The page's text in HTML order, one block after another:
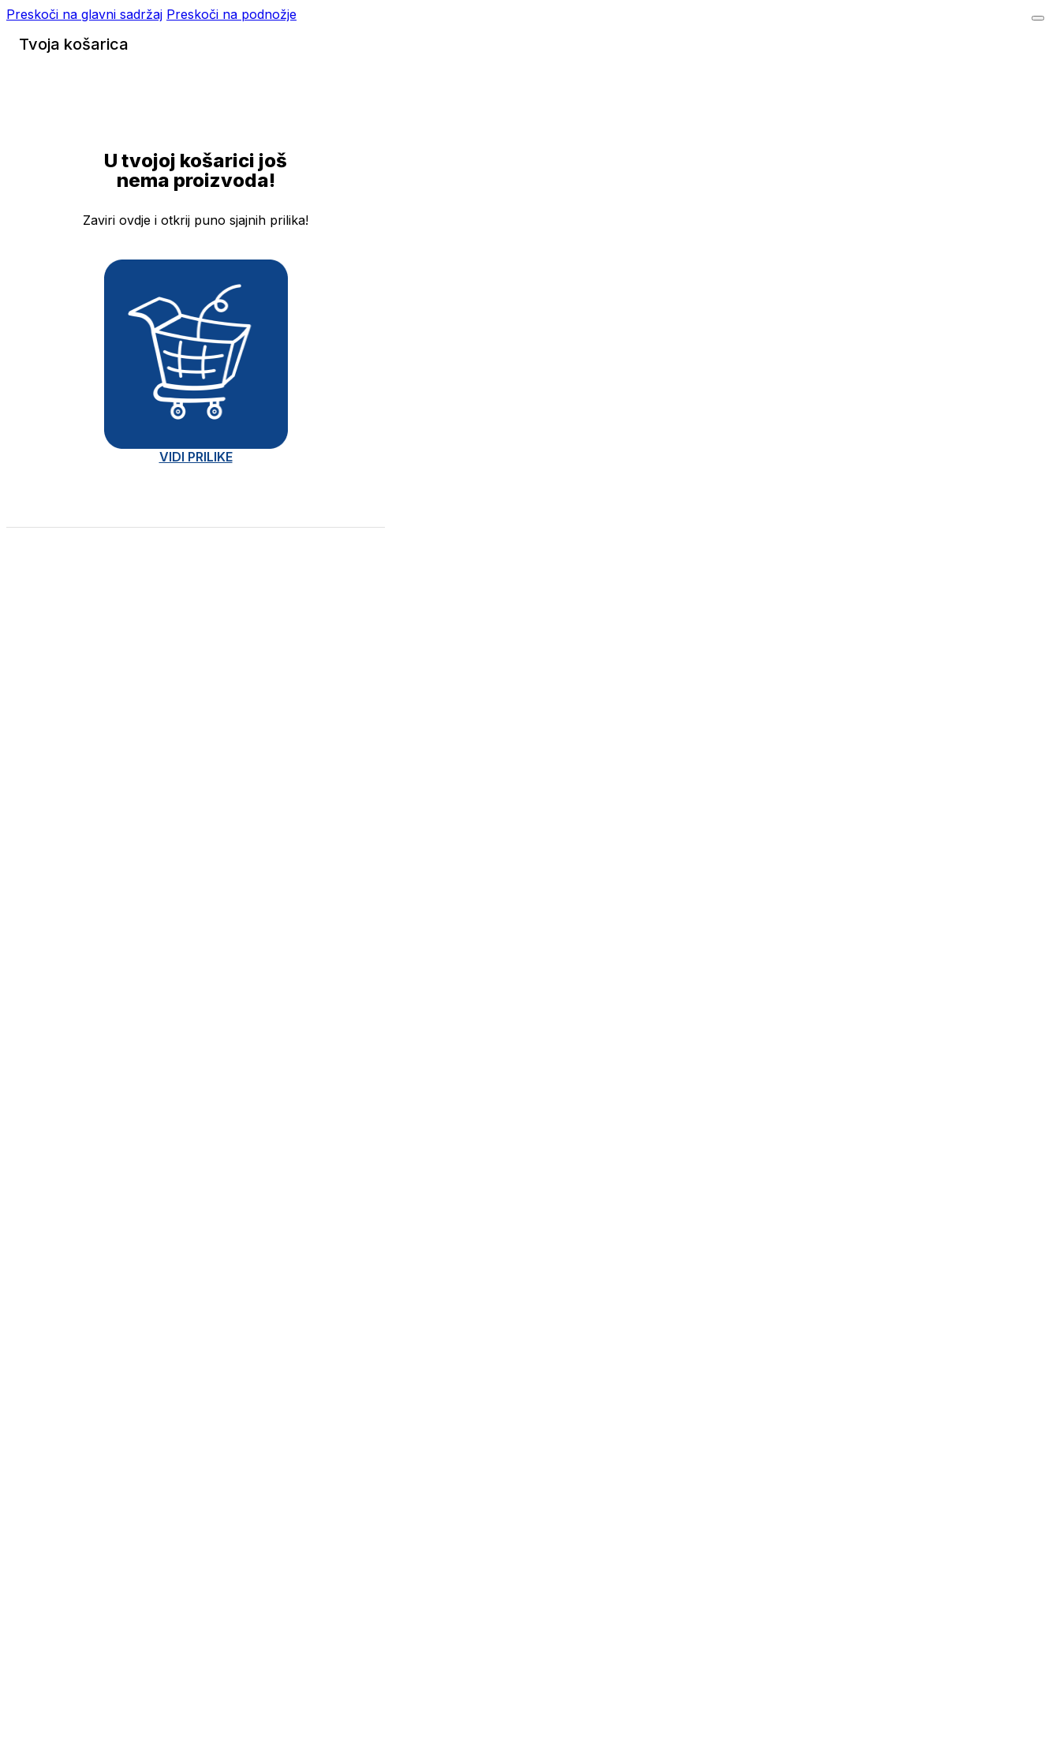
Preskoči na glavni sadržaj Preskoči na podnožje
Tvoja košarica
U tvojoj košarici još
nema proizvoda!
Zaviri ovdje i otkrij puno sjajnih prilika!
VIDI PRILIKE